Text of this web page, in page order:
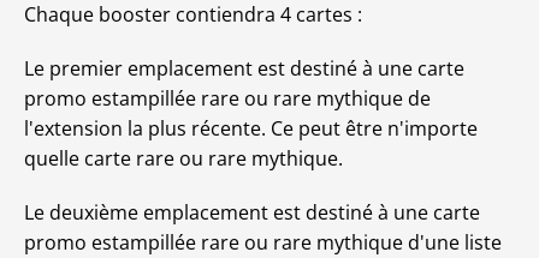
Chaque booster contiendra 4 cartes :
Le premier emplacement est destiné à une carte
promo estampillée rare ou rare mythique de
l'extension la plus récente. Ce peut être n'importe
quelle carte rare ou rare mythique.
Le deuxième emplacement est destiné à une carte
promo estampillée rare ou rare mythique d'une liste